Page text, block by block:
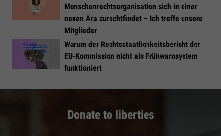
Menschenrechtsorganisation sich in einer
neuen Ära zurechtfindet – Ich treffe unsere
Mitglieder
Warum der Rechtsstaatlichkeitsbericht der
EU-Kommission nicht als Frühwarnsystem
funktioniert
Donate to liberties